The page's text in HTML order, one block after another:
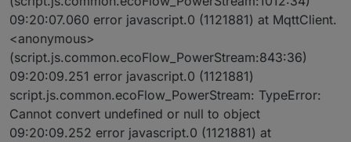
09:20:07.060 error javascript.0 (1121881) at MqttClient.
<anonymous>
(script.js.common.ecoFlow_PowerStream:843:36)
09:20:09.251 error javascript.0 (1121881)
script.js.common.ecoFlow_PowerStream: TypeError:
Cannot convert undefined or null to object
09:20:09.252 error javascript.0 (1121881) at